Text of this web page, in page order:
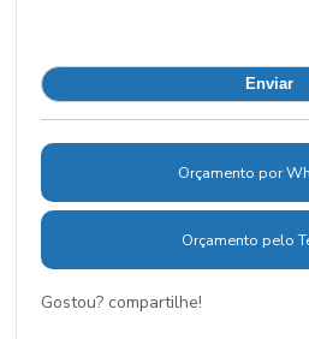
Orçamento por
Orçamento pelo
Gostou? compartilhe!